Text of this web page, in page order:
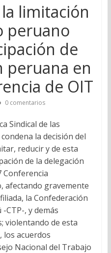
limitación
peruano
de
peruana en
de OIT
0 comentarios
Sindical de las
la decisión del
reducir y de esta
de la delegación
Conferencia
afectando gravemente
la Confederación
CTP-, y demás
violentando de esta
los acuerdos
Nacional del Trabajo